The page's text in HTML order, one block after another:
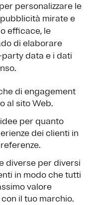
personalizzare le
mirate e
efficace, le
di elaborare
data e i dati
di engagement
al sito Web.
per quanto
dei clienti in
diverse per diversi
in modo che tutti
valore
il tuo marchio.